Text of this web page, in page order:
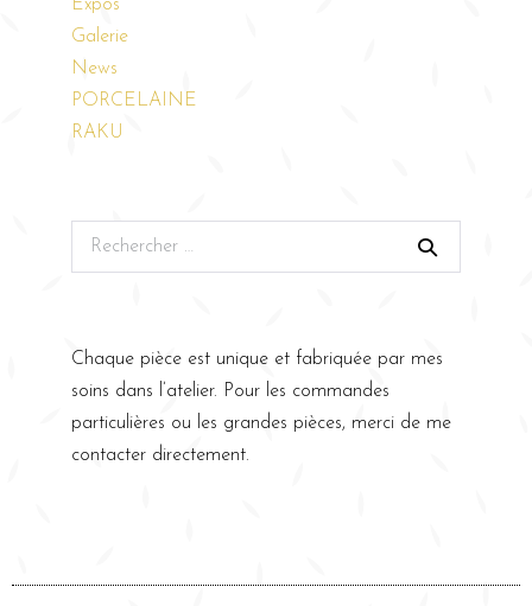
Expos
Galerie
News
PORCELAINE
RAKU
Chaque pièce est unique et fabriquée par mes
soins dans l’atelier. Pour les commandes
particulières ou les grandes pièces, merci de me
contacter directement.